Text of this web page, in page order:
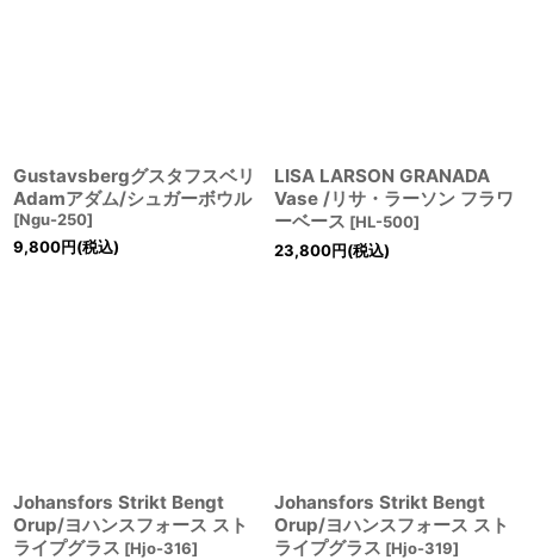
Gustavsbergグスタフスベリ
Adamアダム/シュガーボウル
[Ngu-250]
9,800円(税込)
LISA LARSON GRANADA
Vase /リサ・ラーソン フラワ
ーベース [HL-500]
23,800円(税込)
Johansfors Strikt Bengt
Orup/ヨハンスフォース スト
ライプグラス [Hjo-316]
Johansfors Strikt Bengt
Orup/ヨハンスフォース スト
ライプグラス [Hjo-319]